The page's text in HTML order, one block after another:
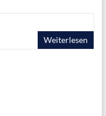
Weiterlesen